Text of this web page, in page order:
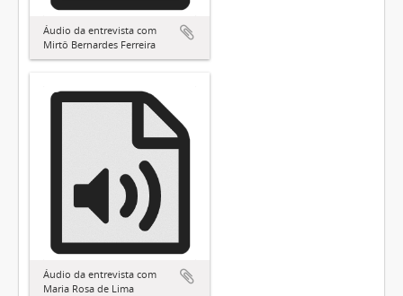
Áudio da entrevista com
Mirtô Bernardes Ferreira
Áudio da entrevista com
Maria Rosa de Lima